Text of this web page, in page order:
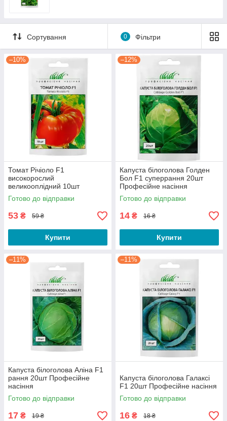
Сортування 0 Фільтри
–10%
Томат Річіоло F1
високорослий
великооплідний 10шт
Професійне насіння
Готово до відправки
53 ₴ 59 ₴
Купити
–12%
Капуста білоголова Голден
Бол F1 суперрання 20шт
Професійне насіння
Готово до відправки
14 ₴ 16 ₴
Купити
–11%
Капуста білоголова Аліна F1
рання 20шт Професійне
насіння
Готово до відправки
17 ₴ 19 ₴
–11%
Капуста білоголова Галаксі
F1 20шт Професійне насіння
Готово до відправки
16 ₴ 18 ₴